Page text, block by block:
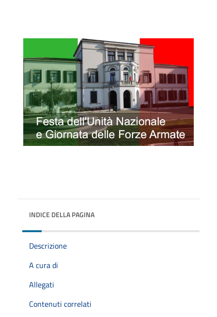
INDICE DELLA PAGINA
Descrizione
A cura di
Allegati
Contenuti correlati